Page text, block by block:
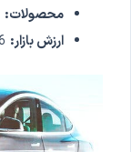
محصولات:
ارزش بازار: